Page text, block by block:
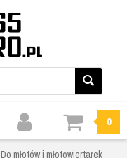
0
Do młotów i młotowiertarek